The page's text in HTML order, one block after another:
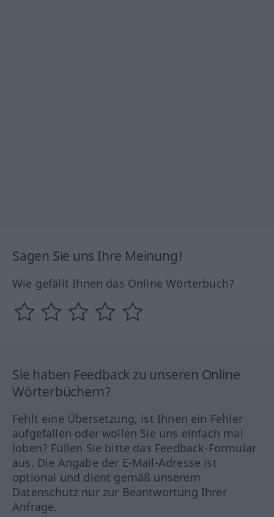
Sagen Sie uns Ihre Meinung!
Wie gefällt Ihnen das Online Wörterbuch?
Sie haben Feedback zu unseren Online
Wörterbüchern?
Fehlt eine Übersetzung, ist Ihnen ein Fehler
aufgefallen oder wollen Sie uns einfach mal
loben? Füllen Sie bitte das Feedback-Formular
aus. Die Angabe der E-Mail-Adresse ist
optional und dient gemäß unserem
Datenschutz nur zur Beantwortung Ihrer
Anfrage.